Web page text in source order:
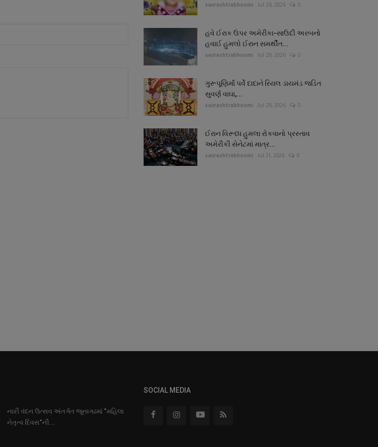
saurashtrabhoomi Jul 29, 2026 0
હવે ઈરાક ઉપર અમેરીકા-સાઉદી અરબનો
હવાઈ હુમલો ઈરાન સમર્થીત...
saurashtrabhoomi Jul 29, 2026 0
ગુરૂપૂણિર્માં પર્વે દાદાને રિયલ ડાયમંડ જડિત
સુવર્ણ વાઘા,...
saurashtrabhoomi Jul 29, 2026 0
ઈરાન વિરૂધ્ધ હુમલા રોકવાનો પ્રસ્તાવ
અમેરીકી સેનેટમાં માત્ર...
saurashtrabhoomi Jul 31, 2026 0
નારી વંદન ઉત્સવ અંતર્ગત જૂનાગઢમાં "મહિલા
નેતૃત્વ દિવસ"ની...
SOCIAL MEDIA